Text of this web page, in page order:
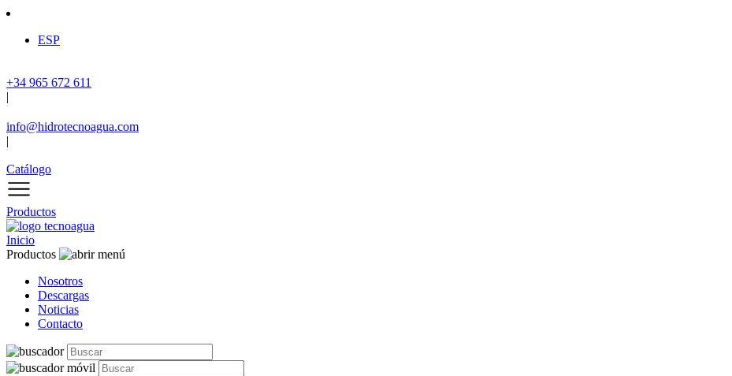
ESP
+34 965 672 611
|
info@hidrotecnoagua.com
|
Catálogo
Productos
Inicio
Productos
Nosotros
Descargas
Noticias
Contacto